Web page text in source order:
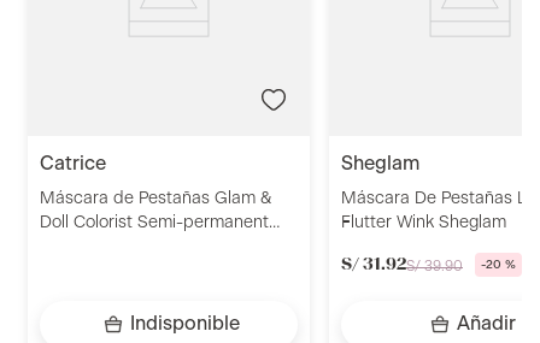
catrice
Máscara de Pestañas Glam &
Doll Colorist Semi-permanent
Indisponible
sheglam
Máscara De Pestañas
Flutter Wink Sheglam
S/ 31 .92S/ 39.90 -20 %
Añadir